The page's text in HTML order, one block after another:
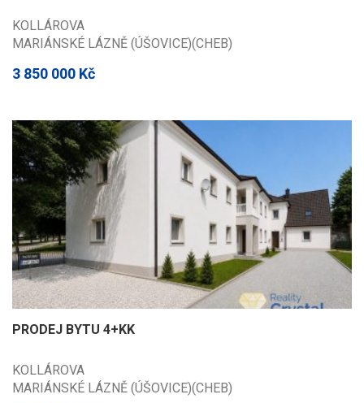
KOLLÁROVA
MARIÁNSKÉ LÁZNĚ (ÚŠOVICE)(CHEB)
3 850 000 Kč
PRODEJ BYTU 4+KK
KOLLÁROVA
MARIÁNSKÉ LÁZNĚ (ÚŠOVICE)(CHEB)